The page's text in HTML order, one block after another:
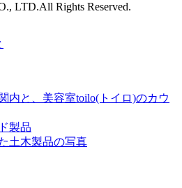
LTD.All Rights Reserved.
製品